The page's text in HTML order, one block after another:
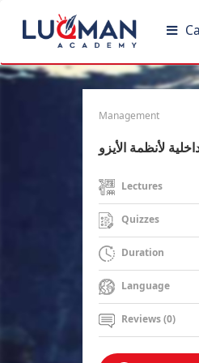
Management
لأنظمة الأيزو
Lectures
Quizzes
Duration
Language
Reviews (0)